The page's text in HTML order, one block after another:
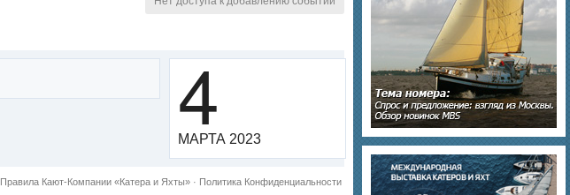
4
МАРТА 2023
Политика Конфиденциальности
Правила Кают-Компании «Катера и Яхты» ·